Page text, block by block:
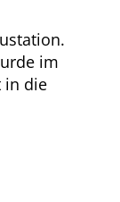
im
in die